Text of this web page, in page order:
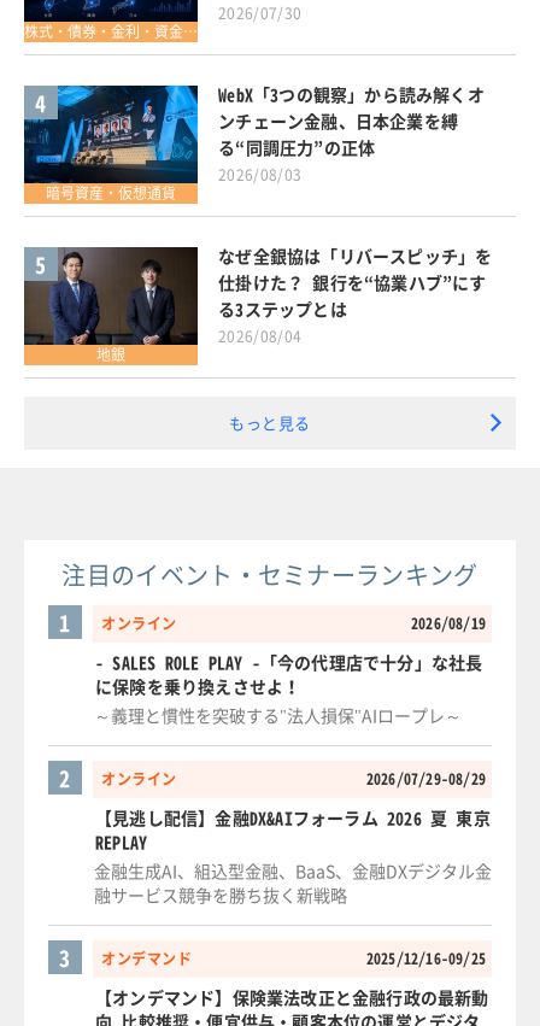
株式・債券・金利・資金調達
2026/07/30
4
暗号資産・仮想通貨
WebX「3つの観察」から読み解くオ
ンチェーン金融、日本企業を縛
る“同調圧力”の正体
2026/08/03
5
地銀
なぜ全銀協は「リバースピッチ」を
仕掛けた？ 銀行を“協業ハブ”にす
る3ステップとは
2026/08/04
もっと見る
注目のイベント・セミナーランキング
オンライン 2026/08/19
1
- SALES ROLE PLAY -「今の代理店で十分」な社長
に保険を乗り換えさせよ！
～義理と慣性を突破する"法人損保"AIロープレ～
オンライン 2026/07/29-08/29
2
【見逃し配信】金融DX&AIフォーラム 2026 夏 東京
REPLAY
金融生成AI、組込型金融、BaaS、金融DXデジタル金
融サービス競争を勝ち抜く新戦略
オンデマンド 2025/12/16-09/25
3
【オンデマンド】保険業法改正と金融行政の最新動
向 比較推奨・便宜供与・顧客本位の運営とデジタ